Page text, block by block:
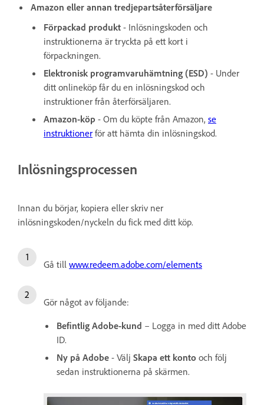
Amazon eller annan tredjepartsåterförsäljare
Förpackad produkt - Inlösningskoden och
instruktionerna är tryckta på ett kort i
förpackningen.
Elektronisk programvaruhämtning (ESD) - Under
ditt onlineköp får du en inlösningskod och
instruktioner från återförsäljaren.
Amazon-köp - Om du köpte från Amazon, se
instruktioner för att hämta din inlösningskod.
Inlösningsprocessen
Innan du börjar, kopiera eller skriv ner
inlösningskoden/nyckeln du fick med ditt köp.
Gå till www.redeem.adobe.com/elements
Gör något av följande:
Befintlig Adobe-kund – Logga in med ditt Adobe
ID.
Ny på Adobe - Välj Skapa ett konto och följ
sedan instruktionerna på skärmen.